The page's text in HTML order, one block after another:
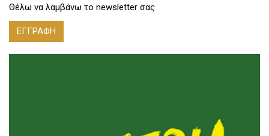
Θέλω να λαμβάνω το newsletter σας
ΕΓΓΡΑΦΗ